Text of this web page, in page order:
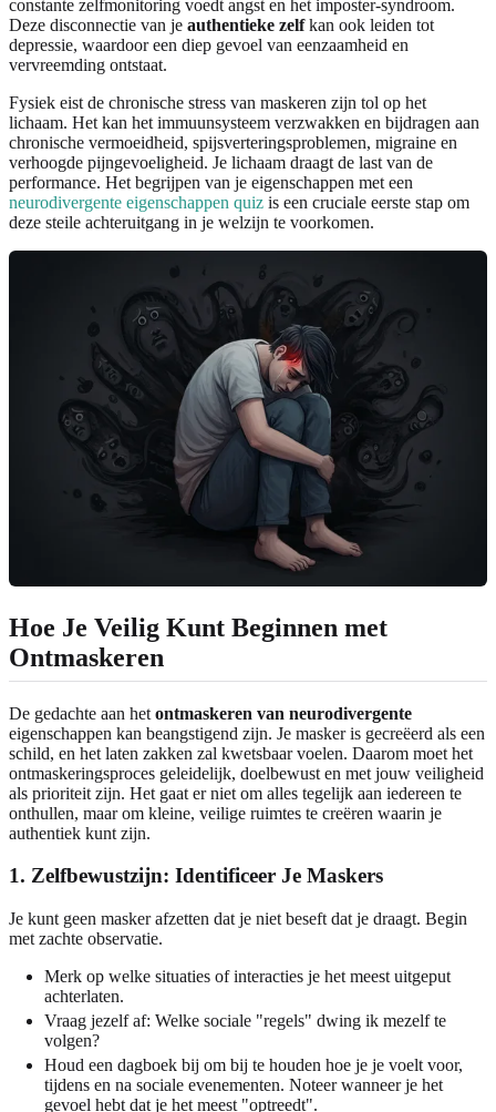
constante zelfmonitoring voedt angst en het imposter-syndroom.
Deze disconnectie van je authentieke zelfkan ook leiden tot
depressie, waardoor een diep gevoel van eenzaamheid en
vervreemding ontstaat.
Fysiek eist de chronische stress van maskeren zijn tol op het
lichaam. Het kan het immuunsysteem verzwakken en bijdragen aan
chronische vermoeidheid, spijsverteringsproblemen, migraine en
verhoogde pijngevoeligheid. Je lichaam draagt de last van de
performance. Het begrijpen van je eigenschappen met een
neurodivergente eigenschappen quiz is een cruciale eerste stap om
deze steile achteruitgang in je welzijn te voorkomen.
Hoe Je Veilig Kunt Beginnen met
Ontmaskeren
De gedachte aan het ontmaskeren van neurodivergente
eigenschappen kan beangstigend zijn. Je masker is gecreëerd als een
schild, en het laten zakken zal kwetsbaar voelen. Daarom moet het
ontmaskeringsproces geleidelijk, doelbewust en met jouw veiligheid
als prioriteit zijn. Het gaat er niet om alles tegelijk aan iedereen te
onthullen, maar om kleine, veilige ruimtes te creëren waarin je
authentiek kunt zijn.
1. Zelfbewustzijn: Identificeer Je Maskers
Je kunt geen masker afzetten dat je niet beseft dat je draagt. Begin
met zachte observatie.
Merk op welke situaties of interacties je het meest uitgeput
achterlaten.
Vraag jezelf af: Welke sociale "regels" dwing ik mezelf te
volgen?
Houd een dagboek bij om bij te houden hoe je je voelt voor,
tijdens en na sociale evenementen. Noteer wanneer je het
gevoel hebt dat je het meest "optreedt".